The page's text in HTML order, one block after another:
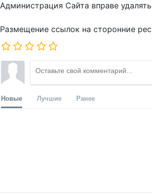
Администрация Сайта вправе
Размещение ссылок на сторонние
Новые Лучшие Ранее